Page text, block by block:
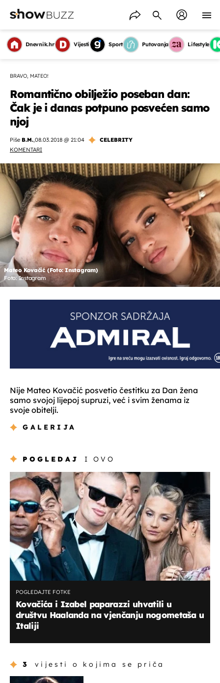
Dnevnik.hr Vijesti Sport Putovanja Lifestyle
BRAVO, MATEO!
Romantično obilježio poseban dan:
Čak je i danas potpuno posvećen samo
njoj
Piše B.M.,08.03.2018 @ 21:04
CELEBRITY
KOMENTARI
Mateo Kovačić (Foto: Instagram)
Foto: Instagram
Nije Mateo Kovačić posvetio čestitku za Dan žena
samo svojoj lijepoj supruzi, već i svim ženama iz
svoje obitelji.
GALERIJA
POGLEDAJ I OVO
POGLEDAJTE FOTKE
Kovačića i Izabel paparazzi uhvatili u
društvu Haalanda na vjenčanju nogometaša u
Italiji
3 vijesti o kojima se priča
OMOGUĆI OBAVIJESTI